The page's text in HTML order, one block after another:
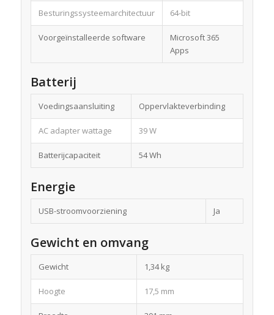
Besturingssysteemarchitectuur 64-bit
Voorgeïnstalleerde software
Microsoft 365
Apps
Batterij
Voedingsaansluiting Oppervlakteverbinding
AC adapter wattage 39 W
Batterijcapaciteit 54 Wh
Energie
USB-stroomvoorziening Ja
Gewicht en omvang
Gewicht 1,34 kg
Hoogte 17,5 mm